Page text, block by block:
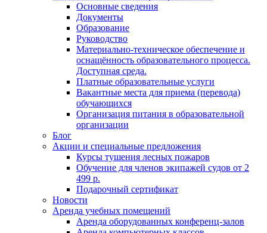
Основные сведения
Документы
Образование
Руководство
Материально-техническое обеспечение и
оснащённость образовательного процесса.
Доступная среда.
Платные образовательные услуги
Вакантные места для приема (перевода)
обучающихся
Организация питания в образовательной
организации
Блог
Акции и специальные предложения
Курсы тушения лесных пожаров
Обучение для членов экипажей судов от 2
499 р.
Подарочный сертификат
Новости
Аренда учебных помещений
Аренда оборудованных конференц-залов